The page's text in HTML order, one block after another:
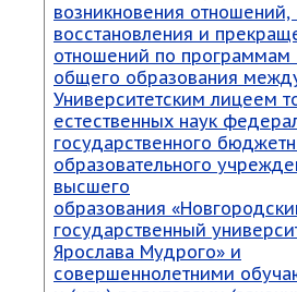
возникновения
восстановления и
отношений по программам
общего образования
Университетским лицеем
естественных наук
государственного
образовательного
высшего
образования
государственный
Ярослава Мудрого» и
совершеннолетними